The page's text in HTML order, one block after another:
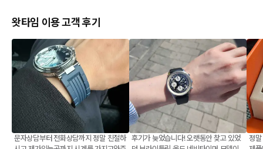
왓타임 이용 고객 후기
문자상담부터 전화상담까지 정말 친절하
후기가 늦었습니다! 오랫동안 찾고 있었
정말